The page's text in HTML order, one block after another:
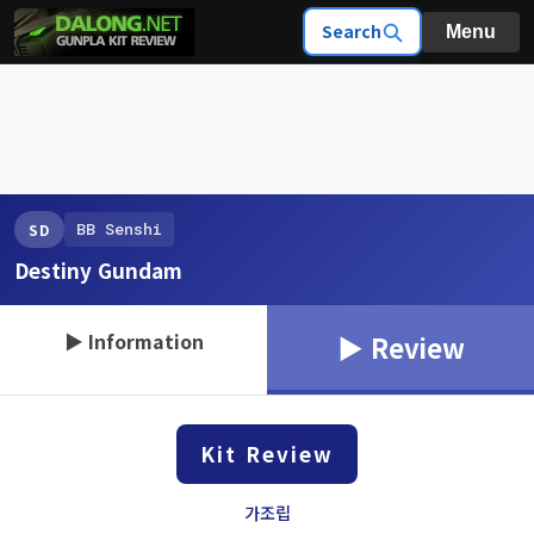
Search Menu
SD BB Senshi
Destiny Gundam
▶ Information ▶ Review
Kit Review
가조립